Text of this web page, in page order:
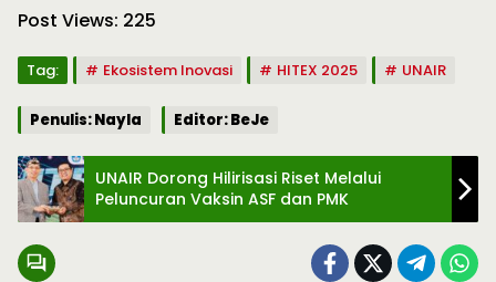
Post Views: 225
Tag: Ekosistem Inovasi HITEX 2025 UNAIR
Penulis: Nayla Editor: BeJe
UNAIR Dorong Hilirisasi Riset Melalui
Peluncuran Vaksin ASF dan PMK